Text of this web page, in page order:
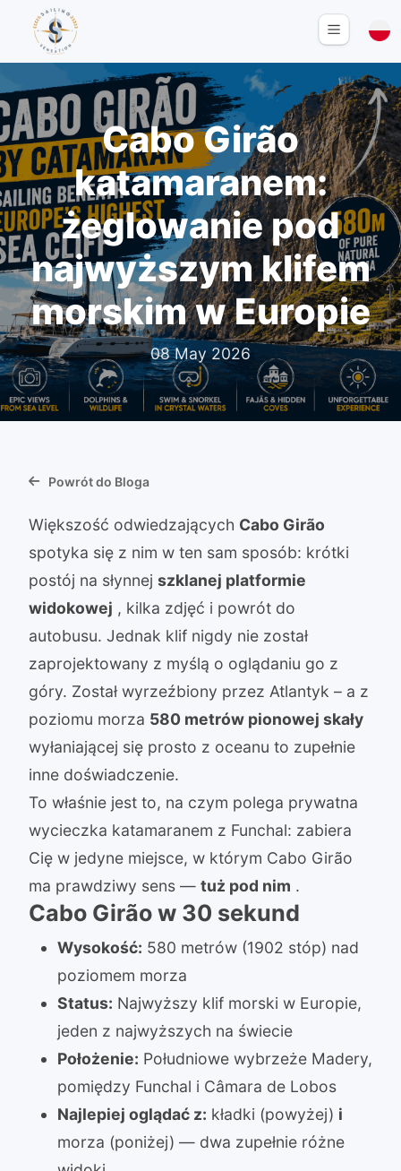
Cabo Girão
katamaranem:
żeglowanie pod
najwyższym klifem
morskim w Europie
08 May 2026
Powrót do Bloga
Większość odwiedzających Cabo Girão
spotyka się z nim w ten sam sposób: krótki
postój na słynnej szklanej platformie
widokowej , kilka zdjęć i powrót do
autobusu. Jednak klif nigdy nie został
zaprojektowany z myślą o oglądaniu go z
góry. Został wyrzeźbiony przez Atlantyk – a z
poziomu morza 580 metrów pionowej skały
wyłaniającej się prosto z oceanu to zupełnie
inne doświadczenie.
To właśnie jest to, na czym polega prywatna
wycieczka katamaranem z Funchal: zabiera
Cię w jedyne miejsce, w którym Cabo Girão
ma prawdziwy sens — tuż pod nim .
Cabo Girão w 30 sekund
Wysokość: 580 metrów (1902 stóp) nad
poziomem morza
Status: Najwyższy klif morski w Europie,
jeden z najwyższych na świecie
Położenie: Południowe wybrzeże Madery,
pomiędzy Funchal i Câmara de Lobos
Najlepiej oglądać z: kładki (powyżej) i
morza (poniżej) — dwa zupełnie różne